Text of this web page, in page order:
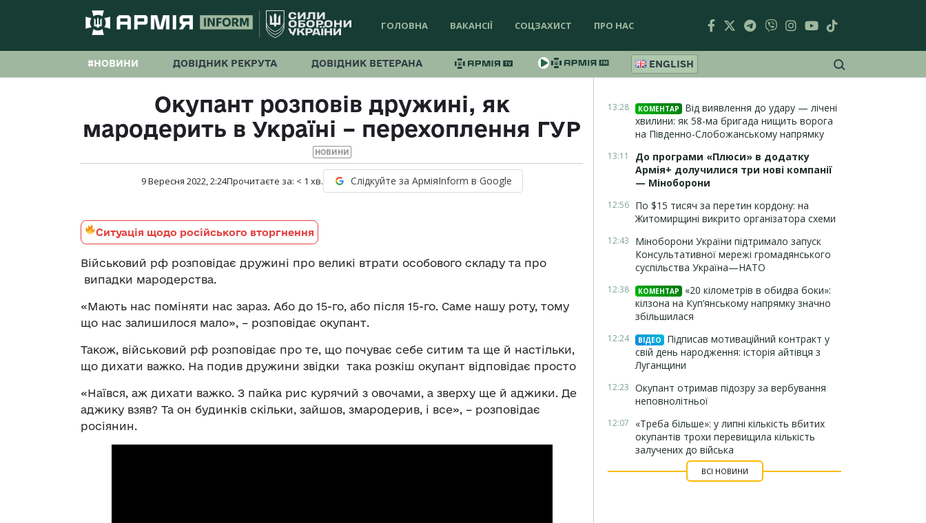
ГОЛОВНА ВАКАНСІЇ СОЦЗАХИСТ ПРО НАС
#НОВИНИ ДОВІДНИК РЕКРУТА ДОВІДНИК ВЕТЕРАНА ENGLISH
Окупант розповів дружині, як
мародерить в Україні – перехоплення ГУР
НОВИНИ
9 Вересня 2022, 2:24Прочитаєте за: < 1 хв. Слідкуйте за АрміяInform в Google
Ситуація щодо російського вторгнення
Військовий рф розповідає дружині про великі втрати особового складу та про
випадки мародерства.
«Мають нас поміняти нас зараз. Або до 15-го, або після 15-го. Саме нашу роту, тому
що нас залишилося мало», – розповідає окупант.
Також, військовий рф розповідає про те, що почуває себе ситим та ще й настільки,
що дихати важко. На подив дружини звідки така розкіш окупант відповідає просто
«Наївся, аж дихати важко. З пайка рис курячий з овочами, а зверху ще й аджики. Де
аджику взяв? Та он будинків скільки, зайшов, змародерив, і все», – розповідає
росіянин.
13:28 КОМЕНТАР
Від виявлення до удару — лічені
хвилини: як 58-ма бригада нищить ворога
на Південно-Слобожанському напрямку
13:11
До програми «Плюси» в додатку
Армія+ долучилися три нові компанії
— Міноборони
12:56 По $15 тисяч за перетин кордону: на
Житомирщині викрито організатора схеми
12:43
Міноборони України підтримало запуск
Консультативної мережі громадянського
суспільства Україна—НАТО
12:38 КОМЕНТАР
«20 кілометрів в обидва боки»:
кілзона на Куп’янському напрямку значно
збільшилася
12:24 ВІДЕО
Підписав мотиваційний контракт у
свій день народження: історія айтівця з
Луганщини
12:23 Окупант отримав підозру за вербування
неповнолітньої
12:07
«Треба більше»: у липні кількість вбитих
окупантів трохи перевищила кількість
залучених до війська
ВСІ НОВИНИ